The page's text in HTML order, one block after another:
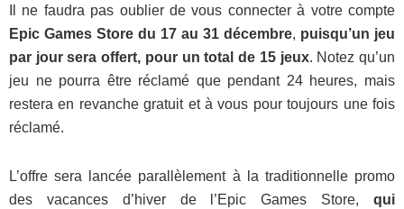
Il ne faudra pas oublier de vous connecter à votre compte
Epic Games Store du 17 au 31 décembre, puisqu’un jeu
par jour sera offert, pour un total de 15 jeux. Notez qu’un
jeu ne pourra être réclamé que pendant 24 heures, mais
restera en revanche gratuit et à vous pour toujours une fois
réclamé.
L’offre sera lancée parallèlement à la traditionnelle promo
des vacances d’hiver de l’Epic Games Store, qui